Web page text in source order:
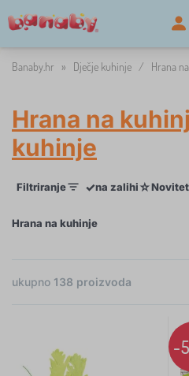
Banaby.hr » Dječje kuhinje / Hrana
Hrana na
kuhinje
Filtriranje ✓na zalihi☆Novitet
FILTRIRANJE ×
različite boje
2
Hrana na kuhinje
ukupno 138 proizvoda
-